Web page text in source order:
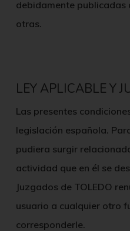
debidamente publicadas
otras.
LEY APLICABLE Y
Las presentes
legislación española.
pudiera surgir
actividad que en él se
Juzgados de TOLEDO
usuario a cualquier otro
corresponderle.